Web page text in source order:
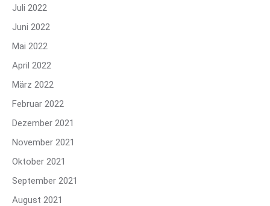
Juli 2022
Juni 2022
Mai 2022
April 2022
März 2022
Februar 2022
Dezember 2021
November 2021
Oktober 2021
September 2021
August 2021